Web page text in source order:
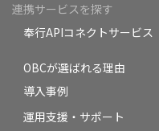
連携サービスを探す
奉行APIコネクトサービス
OBCが選ばれる理由
導入事例
運用支援・サポート